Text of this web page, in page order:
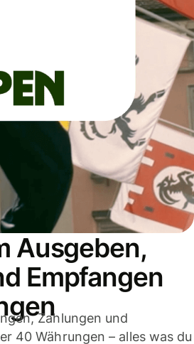
Ausgeben,
Empfangen
Zahlungen und
40 Währungen – alles was du